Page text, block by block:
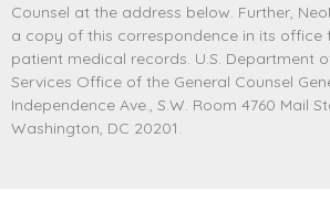
Counsel at the address below. Further,
a copy of this correspondence in its office
patient medical records. U.S. Department
Services Office of the General Counsel
Independence Ave., S.W. Room 4760 Mail
Washington, DC 20201.